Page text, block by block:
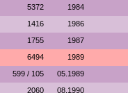
5372 1984
1416 1986
1755 1987
6494 1989
599 / 105 05.1989
2060 08.1990